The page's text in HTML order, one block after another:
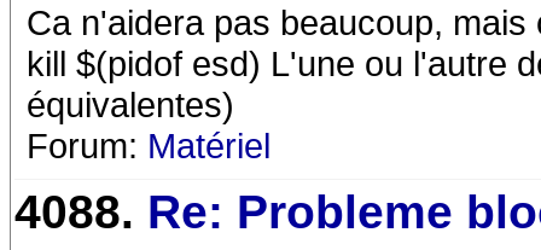
Ca n'aidera pas beaucoup,
kill $(pidof esd) L'une ou l'autre
équivalentes)
Forum: Matériel
4088. Re: Probleme